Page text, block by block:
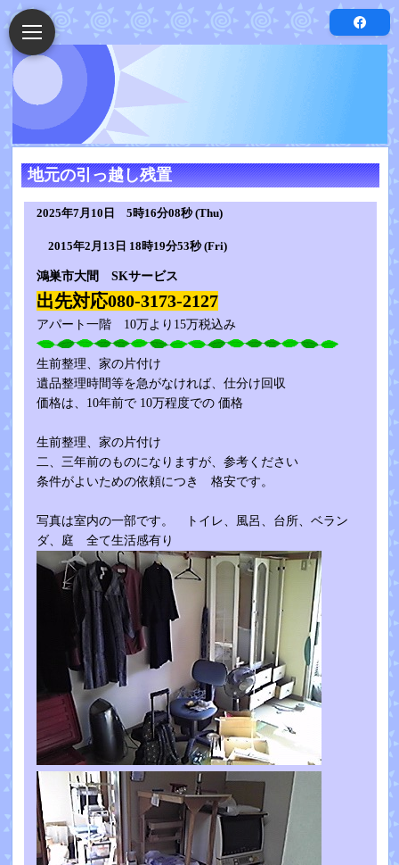
地元の引っ越し残置
2025年7月10日 5時16分08秒 (Thu)
2015年2月13日 18時19分53秒 (Fri)
鴻巣市大間 SKサービス
出先対応080-3173-2127
アパート一階 10万より15万税込み
生前整理、家の片付け
遺品整理時間等を急がなければ、仕分け回収
価格は、10年前で 10万程度での 価格
生前整理、家の片付け
二、三年前のものになりますが、参考ください
条件がよいための依頼につき 格安です。
写真は室内の一部です。 トイレ、風呂、台所、ベラン
ダ、庭 全て生活感有り